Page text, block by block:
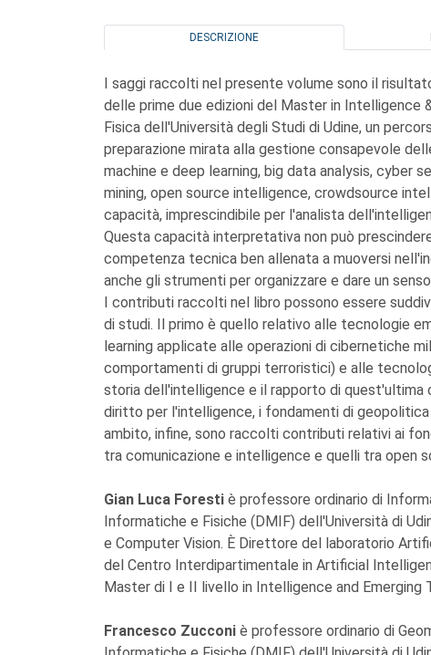
DESCRIZIONE
I saggi raccolti nel presente volume sono il
delle prime due edizioni del Master in
Fisica dell'Università degli Studi di Udine, un
preparazione mirata alla gestione consapevole
machine e deep learning, big data analysis, cyber
mining, open source intelligence, crowdsource
capacità, imprescindibile per l'analista
Questa capacità interpretativa non può
competenza tecnica ben allenata a muoversi
anche gli strumenti per organizzare e dare un
I contributi raccolti nel libro possono essere
di studi. Il primo è quello relativo alle tecnologie
learning applicate alle operazioni di cibernetiche
comportamenti di gruppi terroristici) e alle
storia dell'intelligence e il rapporto di
diritto per l'intelligence, i fondamenti di
ambito, infine, sono raccolti contributi relativi ai
tra comunicazione e intelligence e quelli tra open
Gian Luca Foresti è professore ordinario di
Informatiche e Fisiche (DMIF) dell'Università di
e Computer Vision. È Direttore del laboratorio
del Centro Interdipartimentale in Artificial
Master di I e II livello in Intelligence and Emerging
Francesco Zucconi è professore ordinario di